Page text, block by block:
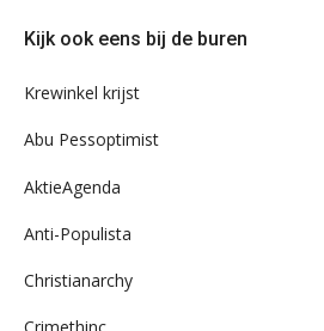
ons
Kijk ook eens bij de buren
Krewinkel krijst
Abu Pessoptimist
AktieAgenda
Anti-Populista
Christianarchy